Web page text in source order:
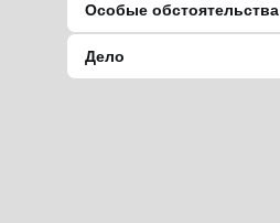
Особые обстоятельства
Дело